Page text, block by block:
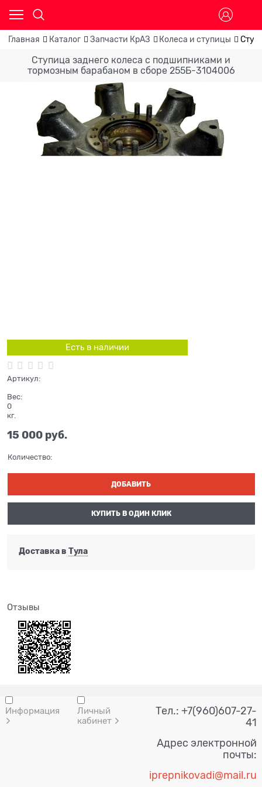
Главная Каталог Запчасти КрАЗ Колеса и ступицы
Ступица заднего колеса с подшипниками и
тормозным барабаном в сборе 255Б-3104006
Есть в наличии
Артикул:
Вес:
0
кг.
15 000 руб.
Количество:
ДОБАВИТЬ
КУПИТЬ В ОДИН КЛИК
Доставка в Тула
Отзывы
Информация
Личный
кабинет
Тел.: +7(960)607-27-
41
Адрес электронной
почты:
iprepnikovadi@mail.ru